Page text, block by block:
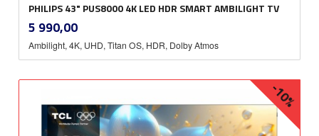
PHILIPS 43" PUS8000 4K LED HDR SMART AMBILIGHT TV
Pris
5 990,00mva.
Ambilight, 4K, UHD, Titan OS, HDR, Dolby Atmos
-10%